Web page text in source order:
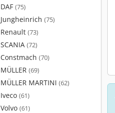
DAF (75)
Jungheinrich (75)
Renault (73)
SCANIA (72)
Constmach (70)
MÜLLER (69)
MÜLLER MARTINI (62)
Iveco (61)
Volvo (61)